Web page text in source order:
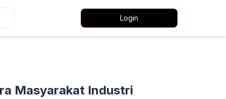
Login
Masyarakat Industri